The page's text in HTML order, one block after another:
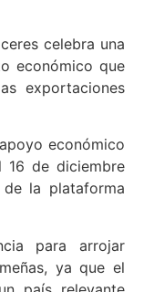
celebra una
económico que
exportaciones
económico
16 de diciembre
la plataforma
para arrojar
ya que el